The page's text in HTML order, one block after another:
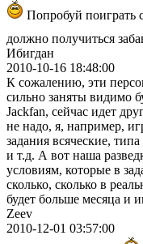
Попробуй поиграть
должно получиться
Ибигдан
2010-10-16 18:48:00
К сожалению, эти
сильно заняты видимо
Jackfan, сейчас идет
не надо, я, например,
задания всяческие,
и т.д. А вот наша
условиям, которые в
сколько, сколько в
будет больше месяца и
Zeev
2010-12-01 03:57:00